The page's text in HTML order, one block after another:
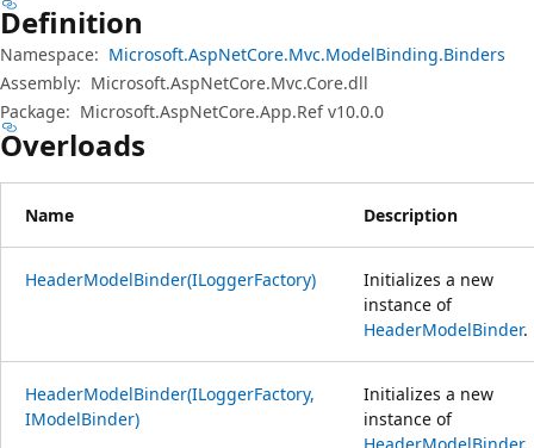
Definition
Namespace: Microsoft.AspNetCore.Mvc.ModelBinding.Binders
Assembly: Microsoft.AspNetCore.Mvc.Core.dll
Package: Microsoft.AspNetCore.App.Ref v10.0.0
Overloads
Name Description
HeaderModelBinder(ILoggerFactory)
Initializes a new
instance of
HeaderModelBinder.
HeaderModelBinder(ILoggerFactory,
IModelBinder)
Initializes a new
instance of
HeaderModelBinder.